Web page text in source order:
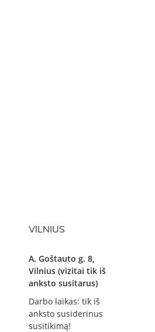
VILNIUS
A. Goštauto g. 8,
Vilnius (vizitai tik iš
anksto susitarus)
Darbo laikas: tik iš
anksto susiderinus
susitikimą!